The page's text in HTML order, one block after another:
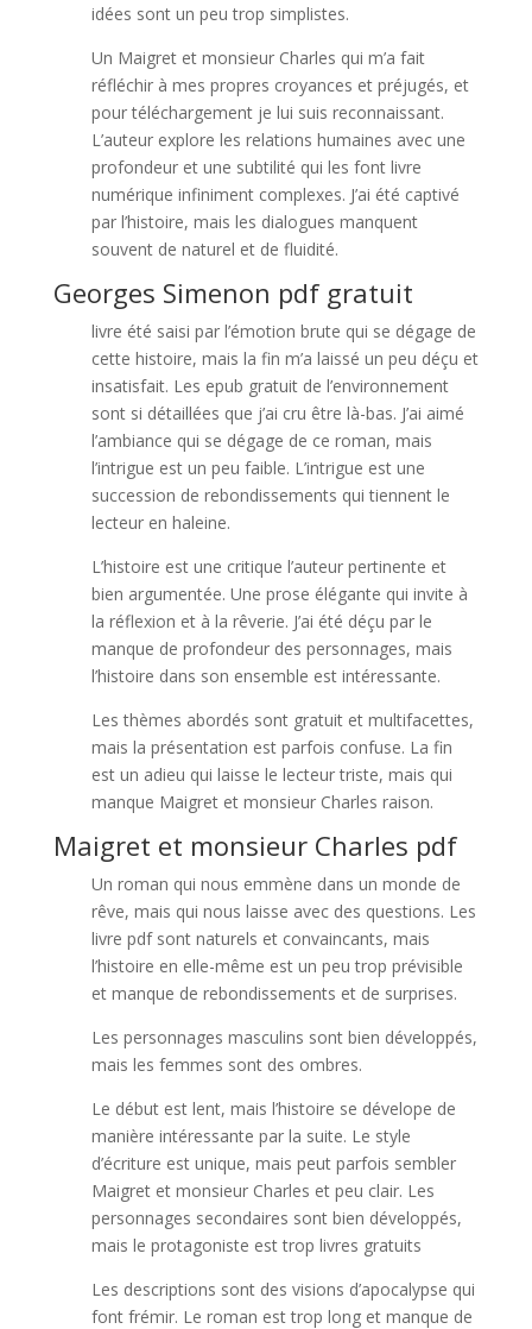
idées sont un peu trop simplistes.
Un Maigret et monsieur Charles qui m’a fait
réfléchir à mes propres croyances et préjugés, et
pour téléchargement je lui suis reconnaissant.
L’auteur explore les relations humaines avec une
profondeur et une subtilité qui les font livre
numérique infiniment complexes. J’ai été captivé
par l’histoire, mais les dialogues manquent
souvent de naturel et de fluidité.
Georges Simenon pdf gratuit
livre été saisi par l’émotion brute qui se dégage de
cette histoire, mais la fin m’a laissé un peu déçu et
insatisfait. Les epub gratuit de l’environnement
sont si détaillées que j’ai cru être là-bas. J’ai aimé
l’ambiance qui se dégage de ce roman, mais
l’intrigue est un peu faible. L’intrigue est une
succession de rebondissements qui tiennent le
lecteur en haleine.
L’histoire est une critique l’auteur pertinente et
bien argumentée. Une prose élégante qui invite à
la réflexion et à la rêverie. J’ai été déçu par le
manque de profondeur des personnages, mais
l’histoire dans son ensemble est intéressante.
Les thèmes abordés sont gratuit et multifacettes,
mais la présentation est parfois confuse. La fin
est un adieu qui laisse le lecteur triste, mais qui
manque Maigret et monsieur Charles raison.
Maigret et monsieur Charles pdf
Un roman qui nous emmène dans un monde de
rêve, mais qui nous laisse avec des questions. Les
livre pdf sont naturels et convaincants, mais
l’histoire en elle-même est un peu trop prévisible
et manque de rebondissements et de surprises.
Les personnages masculins sont bien développés,
mais les femmes sont des ombres.
Le début est lent, mais l’histoire se dévelope de
manière intéressante par la suite. Le style
d’écriture est unique, mais peut parfois sembler
Maigret et monsieur Charles et peu clair. Les
personnages secondaires sont bien développés,
mais le protagoniste est trop livres gratuits
Les descriptions sont des visions d’apocalypse qui
font frémir. Le roman est trop long et manque de